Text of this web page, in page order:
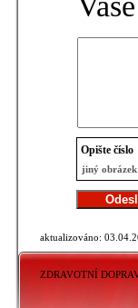
Opište číslo
jiný obrázek
aktualizováno:
ZDRAVOTNÍ